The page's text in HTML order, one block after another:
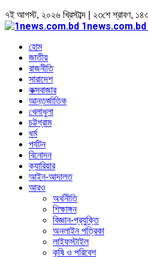
৭ই আগস্ট, ২০২৬ খ্রিস্টাব্দ | ২৩শে শ্রাবণ,
1news.com.bd
হোম
জাতীয়
রাজনীতি
সারাদেশ
কক্সবাজার
আন্তর্জাতিক
খেলাধুলা
চট্টগ্রাম
ধর্ম
পর্যটন
বিনোদন
ক্যারিয়ার
আইন-আদালত
আরও
অর্থনীতি
শিক্ষাঙ্গন
বিজ্ঞান-প্রযুক্তি
অনলাইন পত্রিকা
লাইফস্টাইল
কৃষি ও পরিবেশ